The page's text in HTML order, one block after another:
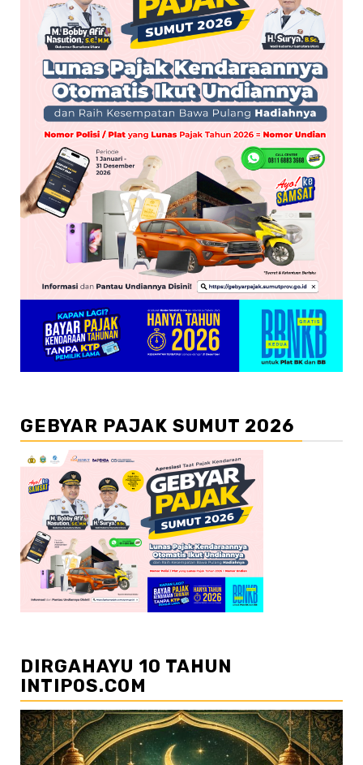
GEBYAR PAJAK SUMUT 2026
DIRGAHAYU 10 TAHUN
INTIPOS.COM